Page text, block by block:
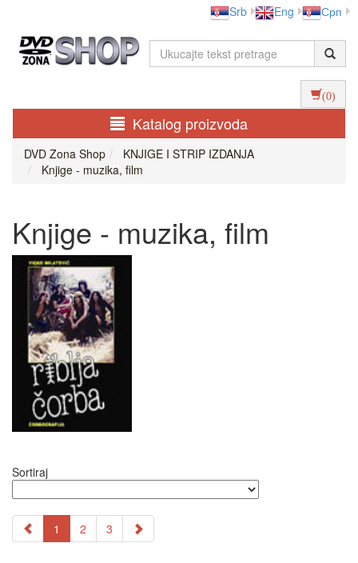
Srb Eng Срп
(0)
Katalog proizvoda
DVD Zona Shop
KNJIGE I STRIP IZDANJA
Knjige - muzika, film
Knjige - muzika, film
Sortiraj
1 2 3